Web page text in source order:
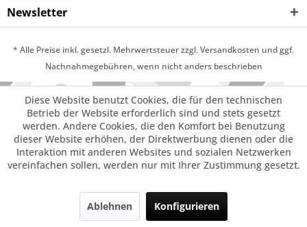
Newsletter
* Alle Preise inkl. gesetzl. Mehrwertsteuer zzgl. Versandkosten und ggf.
Nachnahmegebühren, wenn nicht anders beschrieben
Diese Website benutzt Cookies, die für den technischen
Betrieb der Website erforderlich sind und stets gesetzt
werden. Andere Cookies, die den Komfort bei Benutzung
dieser Website erhöhen, der Direktwerbung dienen oder die
Interaktion mit anderen Websites und sozialen Netzwerken
vereinfachen sollen, werden nur mit Ihrer Zustimmung gesetzt.
Ablehnen Konfigurieren